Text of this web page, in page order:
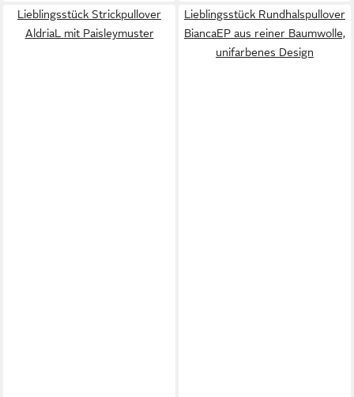
Lieblingsstück Strickpullover
AldriaL mit Paisleymuster
Lieblingsstück Rundhalspullover
BiancaEP aus reiner Baumwolle,
unifarbenes Design